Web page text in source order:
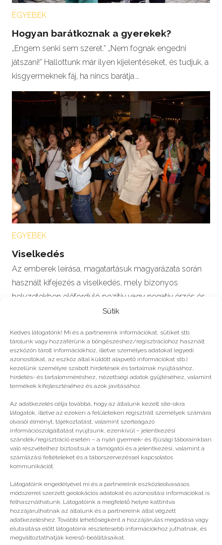
Sütik
Kedves látogatónk! Mi és a partnereink információkat, sütiket stb.
tárolunk vagy hozzáférünk a böngészéshez/regisztrációhoz használt
eszközön tárolt információkhoz, illetve személyes adatokat (egyedi
azonosítókat, az eszköz által küldött alapvető információkat stb.)
kezelünk személyre szabott hirdetések és tartalmak nyújtásához,
hirdetés- és tartalomméréshez, nézettségi adatok gyűjtéséhez, valamint
termékek kifejlesztéséhez és azok javításához.
Az adatkezelés célja továbbá, hogy az általunk kezelt site-okra
látogatók, illetve az ezeken a felületeken regisztrált személyek számára
olvasói élményt, tájékoztatást, valamint szerteágazó
információszolgáltatást nyújtsunk, ezenkívül – jelentkezési
szándék/regisztráció esetén – a nyári gyermek- és ifjúsági táborainkban
való részvételhez biztosítsuk a támogatói és a jelentkezési, valamint a
számlázási feltételeket és a táborszervezéssel kapcsolatos
kommunikációt.
Látogatóink engedélyével mi és a partnereink eszközleolvasásos
módszerrel szerzett geolokációs adatokat és azonosítási információkat is
felhasználhatunk. Látogatóink a megfelelő helyre kattintva
hozzájárulhatnak az általunk és a partnereink által végzett
adatkezeléshez. További lehetőségként a hozzájárulás megadása vagy
elutasítása előtt látogatóink részletesebb információkhoz juthatnak, és
megváltoztathatják kereső-beállításaikat.
EGYEBEK
Hogyan barátkoznak a gyerekek?
„Engem senki sem szeret.” „Nem fognak engedni
játszani!” Hallottunk már ilyen kijelentéseket, és tudjuk, a
kisgyermeknek fáj, ha nincs barátja.…
EGYEBEK
Viselkedés
Az emberek leírása, magatartásuk magyarázata során
használt kifejezés a viselkedés, mely bizonyos
helyzetekben előforduló pozitív vagy negatív érzés és
#2022
Még több